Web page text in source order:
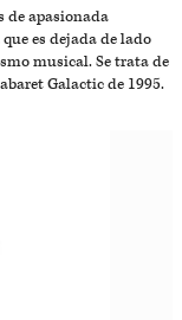
de apasionada
es dejada de lado
musical. Se trata de
Galactic de 1995.